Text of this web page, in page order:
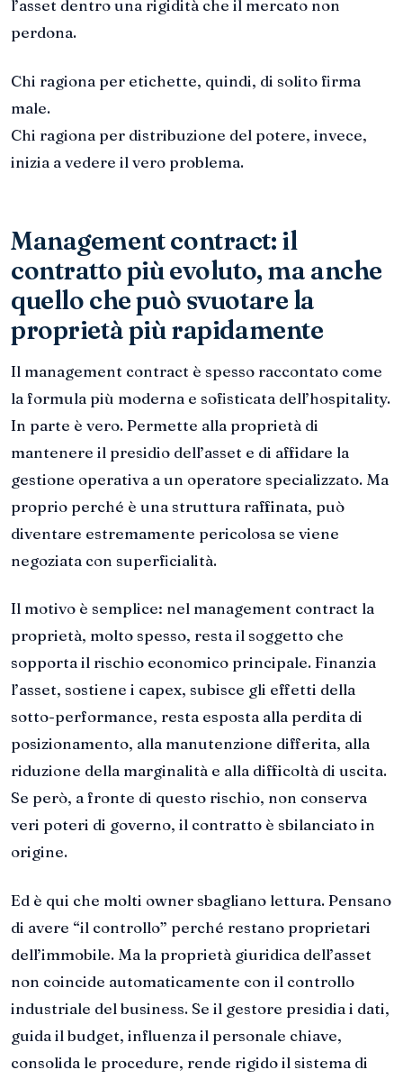
l’asset dentro una rigidità che il mercato non
perdona.
Chi ragiona per etichette, quindi, di solito firma
male.
Chi ragiona per distribuzione del potere, invece,
inizia a vedere il vero problema.
Management contract: il
contratto più evoluto, ma anche
quello che può svuotare la
proprietà più rapidamente
Il management contract è spesso raccontato come
la formula più moderna e sofisticata dell’hospitality.
In parte è vero. Permette alla proprietà di
mantenere il presidio dell’asset e di affidare la
gestione operativa a un operatore specializzato. Ma
proprio perché è una struttura raffinata, può
diventare estremamente pericolosa se viene
negoziata con superficialità.
Il motivo è semplice: nel management contract la
proprietà, molto spesso, resta il soggetto che
sopporta il rischio economico principale. Finanzia
l’asset, sostiene i capex, subisce gli effetti della
sotto-performance, resta esposta alla perdita di
posizionamento, alla manutenzione differita, alla
riduzione della marginalità e alla difficoltà di uscita.
Se però, a fronte di questo rischio, non conserva
veri poteri di governo, il contratto è sbilanciato in
origine.
Ed è qui che molti owner sbagliano lettura. Pensano
di avere “il controllo” perché restano proprietari
dell’immobile. Ma la proprietà giuridica dell’asset
non coincide automaticamente con il controllo
industriale del business. Se il gestore presidia i dati,
guida il budget, influenza il personale chiave,
consolida le procedure, rende rigido il sistema di